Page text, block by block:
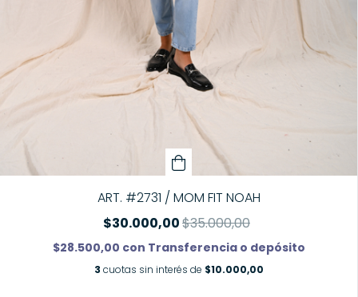
ART. #2731 / MOM FIT NOAH
$30.000,00$35.000,00
$28.500,00 con Transferencia o depósito
3 cuotas sin interés de $10.000,00